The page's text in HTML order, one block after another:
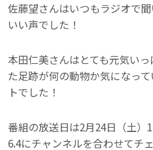
佐藤望さんはいつもラジオで
いい声でした！
本田仁美さんはとても元気い
た足跡が何の動物か気になっ
トでした！
番組の放送日は2月24日（土）
6.4にチャンネルを合わせてチ